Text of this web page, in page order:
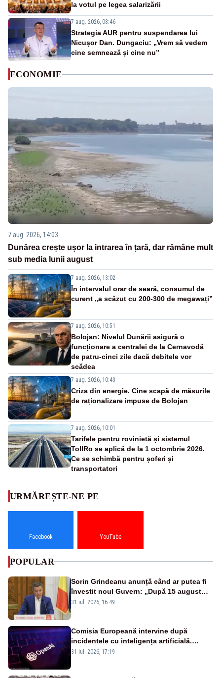
la votul pe legea salarizării
7 aug. 2026, 08:46
Strategia AUR pentru suspendarea lui
Nicușor Dan. Dungaciu: „Vrem să vedem
cine semnează și cine nu”
ECONOMIE
7 aug. 2026, 14:03
Dunărea crește ușor la intrarea în țară, dar rămâne mult
sub media lunii august
7 aug. 2026, 13:02
În intervalul orar de seară, consumul de
curent „a scăzut cu 200-300 de megawați”
7 aug. 2026, 10:51
Bolojan: Nivelul Dunării asigură o
funcționare a centralei de la Cernavodă
de patru-cinci zile dacă debitele vor
scădea
7 aug. 2026, 10:43
Criza din energie. Cine scapă de măsurile
de raționalizare impuse de Bolojan
7 aug. 2026, 10:01
Tarifele pentru rovinietă și sistemul
TollRo se aplică de la 1 octombrie 2026.
Ce se schimbă pentru șoferi și
transportatori
URMĂREȘTE-NE PE
Facebook YouTube
POPULAR
Sorin Grindeanu anunță când ar putea fi
învestit noul Guvern: „După 15 august
sunt șanse mai mari”
31 iul. 2026, 16:49
Comisia Europeană intervine după
incidentele cu inteligența artificială.
OpenAI și Anthropic, vizate
31 iul. 2026, 17:19